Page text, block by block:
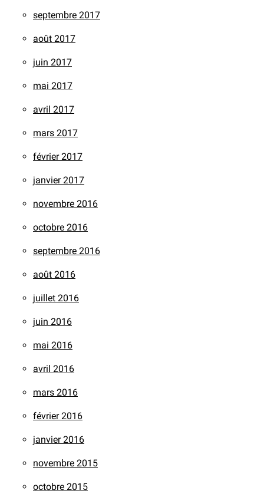
septembre 2017
août 2017
juin 2017
mai 2017
avril 2017
mars 2017
février 2017
janvier 2017
novembre 2016
octobre 2016
septembre 2016
août 2016
juillet 2016
juin 2016
mai 2016
avril 2016
mars 2016
février 2016
janvier 2016
novembre 2015
octobre 2015